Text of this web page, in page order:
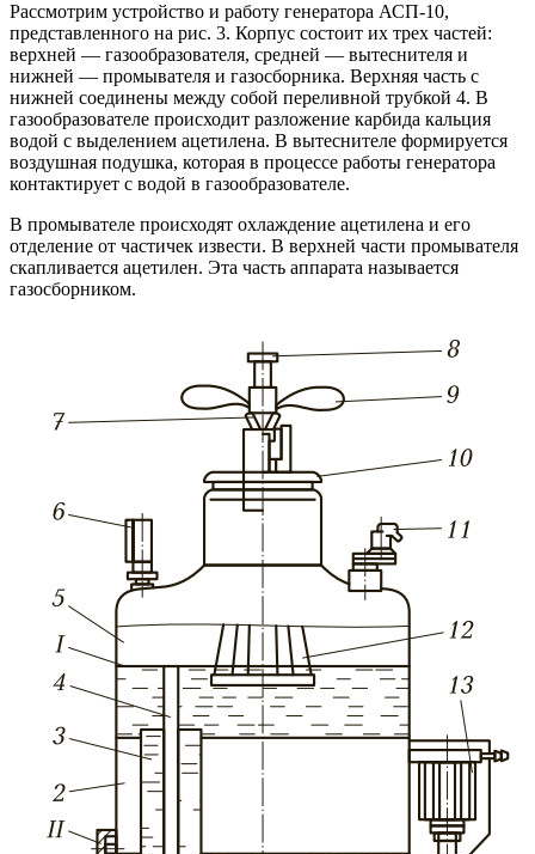
Рассмотрим устройство и работу генератора АСП-10,
представленного на рис. 3. Корпус состоит их трех частей:
верхней — газообразователя, средней — вытеснителя и
нижней — промывателя и газосборника. Верхняя часть с
нижней соединены между собой переливной трубкой 4. В
газообразователе происходит разложение карбида кальция
водой с выделением ацетилена. В вытеснителе формируется
воздушная подушка, которая в процессе работы генератора
контактирует с водой в газообразователе.
В промывателе происходят охлаждение ацетилена и его
отделение от частичек извести. В верхней части промывателя
скапливается ацетилен. Эта часть аппарата называется
газосборником.